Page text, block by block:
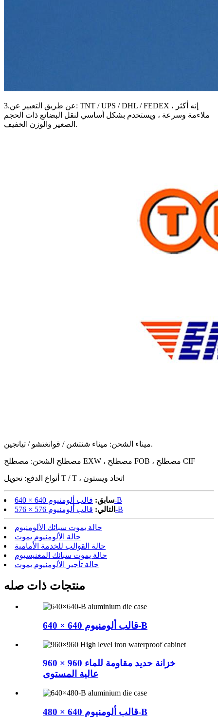
3.عن طريق التعبير عن: TNT / UPS / DHL / FEDEX ، إنه أكثر
ملاءمة وسرعة ، ويستخدم بشكل أساسي لنقل البضائع ذات الحجم
الصغير والوزن الخفيف.
ميناء الشحن: ميناء شنتشن / قوانغتشو / تيانجين.
مصطلح الشحن: مصطلح EXW ، مصطلح FOB ، مصطلح CIF
أنواع الدفع: تحويل T / T ، اتحاد ويستون
سابق:قالب ألومنيوم 640 × 640-B
التالي: قالب ألومنيوم 576 × 576-B
حالة يموت سبائك الألومنيوم
حالة الألومنيوم يموت
حالة القوالب للخدمة الأمامية
حالة يموت سبائك المغنيسيوم
حالة تأجير الألومنيوم يموت
منتجات ذات صله
قالب ألومنيوم 640 × 640-B
960 × 960 خزانة حديد مقاومة للماء
عالية المستوى
قالب ألومنيوم 640 × 480-B